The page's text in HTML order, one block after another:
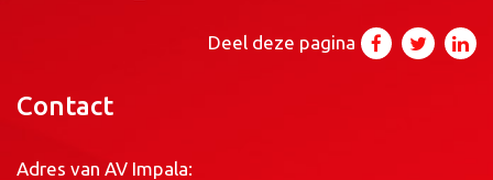
Deel deze pagina
Contact
Adres van AV Impala: